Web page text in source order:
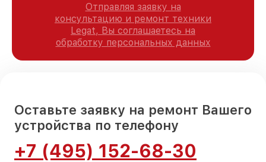
Отправляя заявку на
консультацию и ремонт техники
Legat, Вы соглашаетесь на
обработку персональных данных
Оставьте заявку на ремонт Вашего
устройства по телефону
+7 (495) 152-68-30